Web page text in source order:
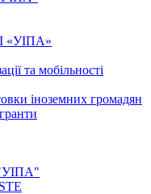
«УІПА»
та мобільності
іноземних громадян